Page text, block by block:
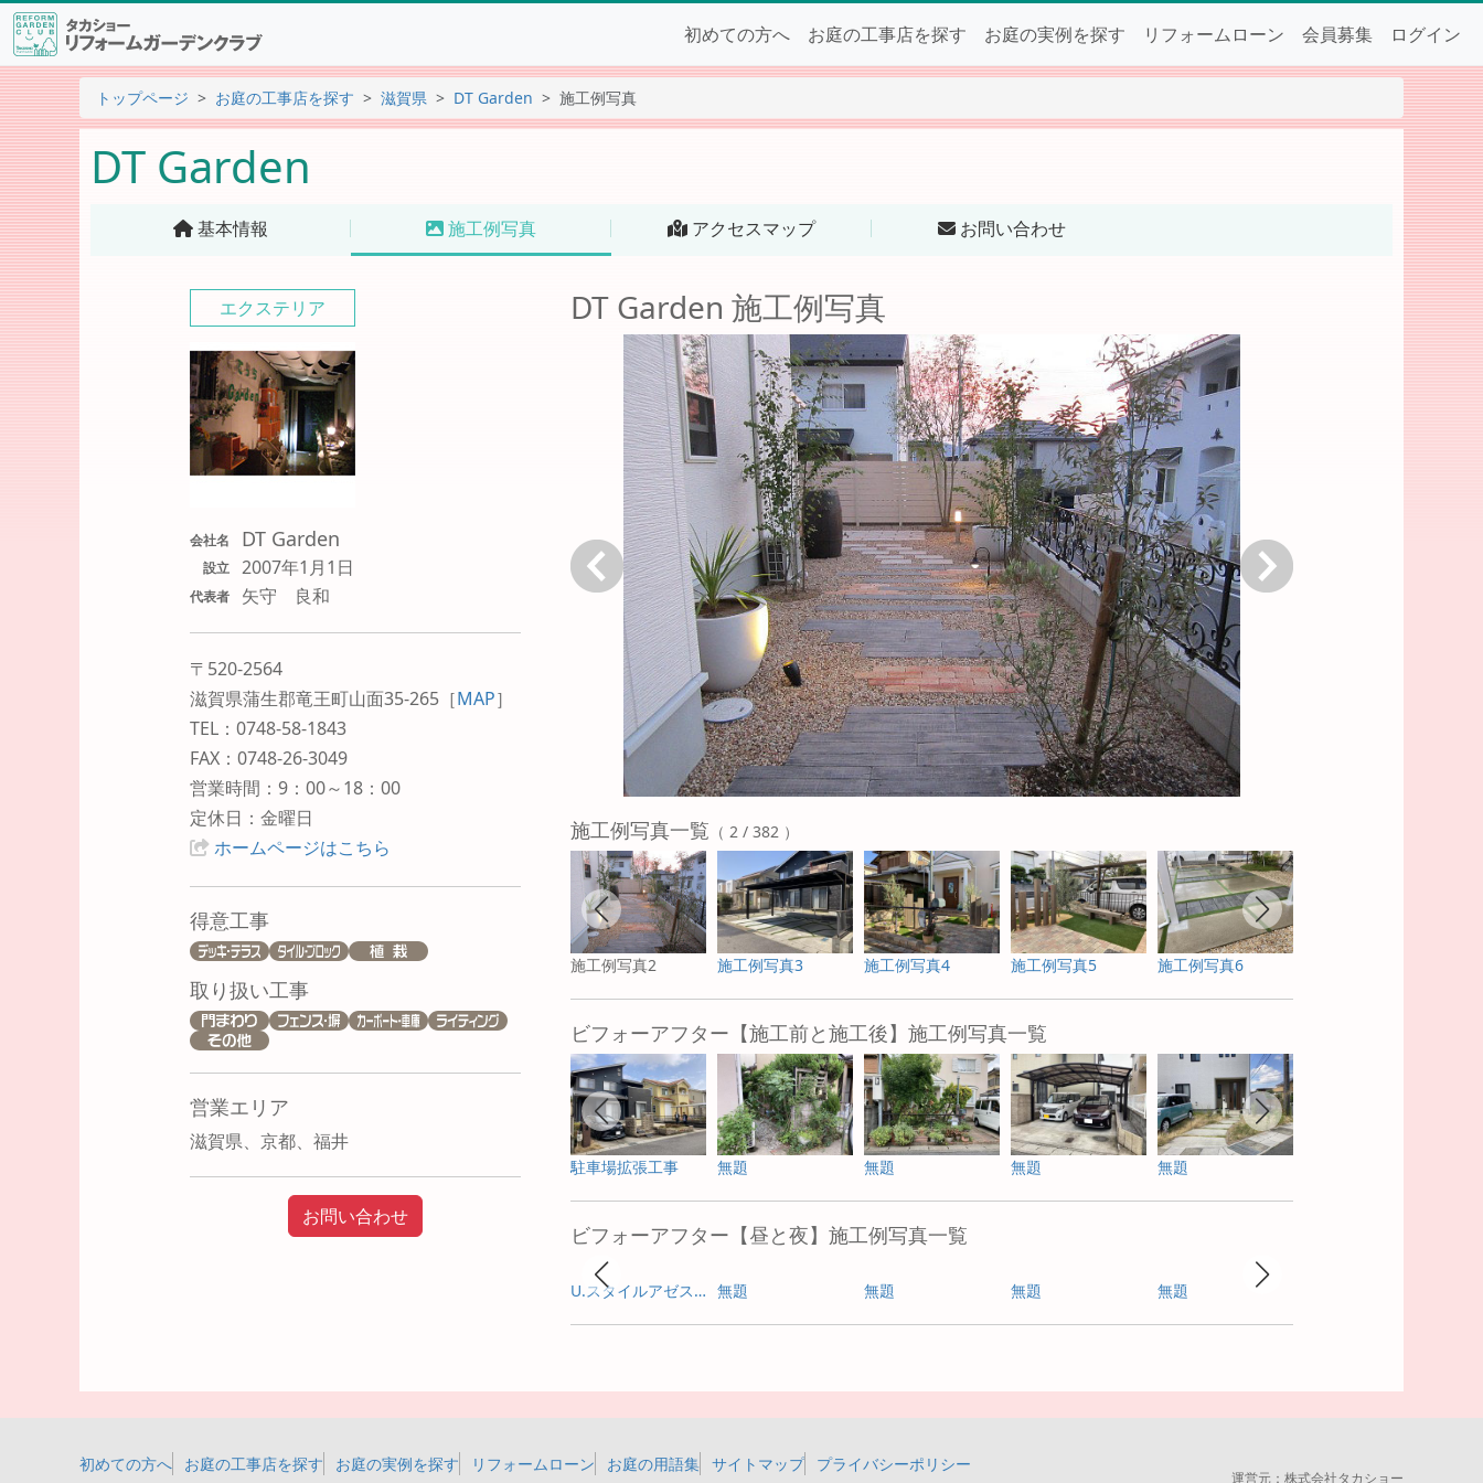
初めての方へ お庭の工事店を探す お庭の実例を探す リフォームローン 会員募集 ログイン
トップページ お庭の工事店を探す 滋賀県 DT Garden 施工例写真
DT Garden
基本情報 施工例写真 アクセスマップ お問い合わせ
エクステリア
会社名 DT Garden
設立 2007年1月1日
代表者 矢守 良和
〒520-2564
滋賀県蒲生郡竜王町山面35-265 ［MAP］
TEL：0748-58-1843
FAX：0748-26-3049
営業時間：9：00～18：00
定休日：金曜日
ホームページはこちら
得意工事
取り扱い工事
営業エリア
滋賀県、京都、福井
お問い合わせ
DT Garden 施工例写真
施工例写真一覧 （ 2 / 382 ）
施工例写真2 施工例写真3 施工例写真4 施工例写真5 施工例写真6
ビフォーアフター【施工前と施工後】施工例写真一覧
駐車場拡張工事 無題 無題 無題 無題
ビフォーアフター【昼と夜】施工例写真一覧
U.スタイルアゼスト プレミアムタイプ 無題 無題 無題 無題
初めての方へ お庭の工事店を探す お庭の実例を探す リフォームローン お庭の用語集 サイトマップ プライバシーポリシー
運営元： 株式会社タカショー